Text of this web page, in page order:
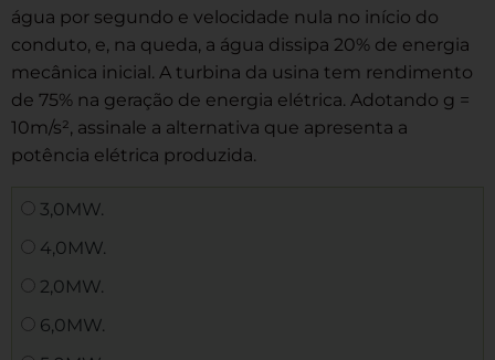
água por segundo e velocidade nula no início do
conduto, e, na queda, a água dissipa 20% de energia
mecânica inicial. A turbina da usina tem rendimento
de 75% na geração de energia elétrica. Adotando g =
10m/s², assinale a alternativa que apresenta a
potência elétrica produzida.
3,0MW.
4,0MW.
2,0MW.
6,0MW.